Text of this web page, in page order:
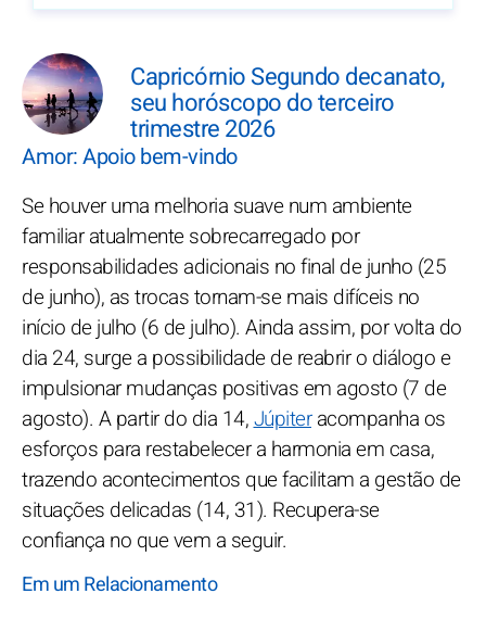
Capricórnio Segundo decanato,
seu horóscopo do terceiro
trimestre 2026
Amor: Apoio bem-vindo
Se houver uma melhoria suave num ambiente
familiar atualmente sobrecarregado por
responsabilidades adicionais no final de junho (25
de junho), as trocas tornam-se mais difíceis no
início de julho (6 de julho). Ainda assim, por volta do
dia 24, surge a possibilidade de reabrir o diálogo e
impulsionar mudanças positivas em agosto (7 de
agosto). A partir do dia 14,Júpiteracompanha os
esforços para restabelecer a harmonia em casa,
trazendo acontecimentos que facilitam a gestão de
situações delicadas (14, 31). Recupera-se
confiança no que vem a seguir.
Em um Relacionamento